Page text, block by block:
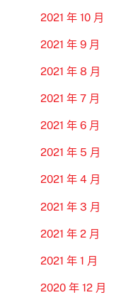
2021 年 10 月
2021 年 9 月
2021 年 8 月
2021 年 7 月
2021 年 6 月
2021 年 5 月
2021 年 4 月
2021 年 3 月
2021 年 2 月
2021 年 1 月
2020 年 12 月